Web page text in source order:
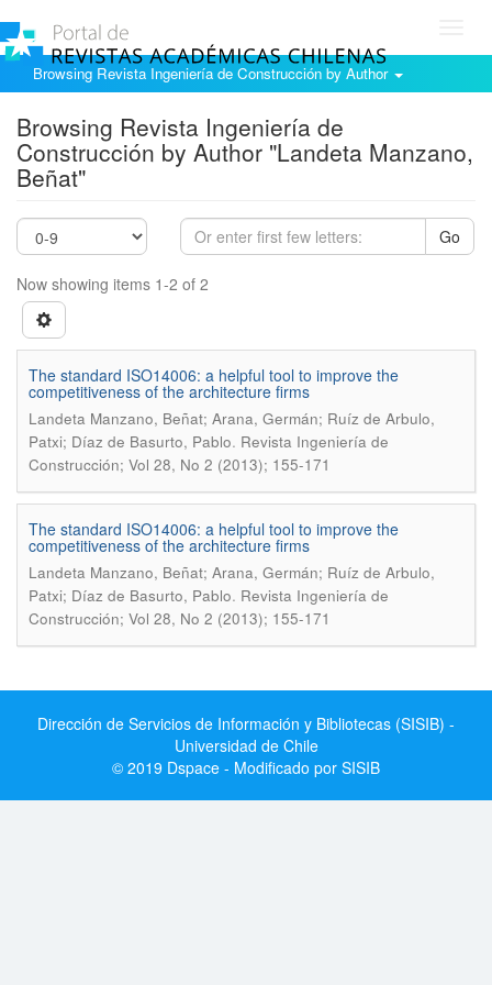
Browsing Revista Ingeniería de Construcción by Author
Browsing Revista Ingeniería de
Construcción by Author "Landeta Manzano,
Beñat"
Go
Now showing items 1-2 of 2
The standard ISO14006: a helpful tool to improve the
competitiveness of the architecture firms
Landeta Manzano, Beñat; Arana, Germán; Ruíz de Arbulo,
Patxi; Díaz de Basurto, Pablo. Revista Ingeniería de
Construcción; Vol 28, No 2 (2013); 155-171
The standard ISO14006: a helpful tool to improve the
competitiveness of the architecture firms
Landeta Manzano, Beñat; Arana, Germán; Ruíz de Arbulo,
Patxi; Díaz de Basurto, Pablo. Revista Ingeniería de
Construcción; Vol 28, No 2 (2013); 155-171
Dirección de Servicios de Información y Bibliotecas (SISIB) -
Universidad de Chile
© 2019 Dspace - Modificado por SISIB